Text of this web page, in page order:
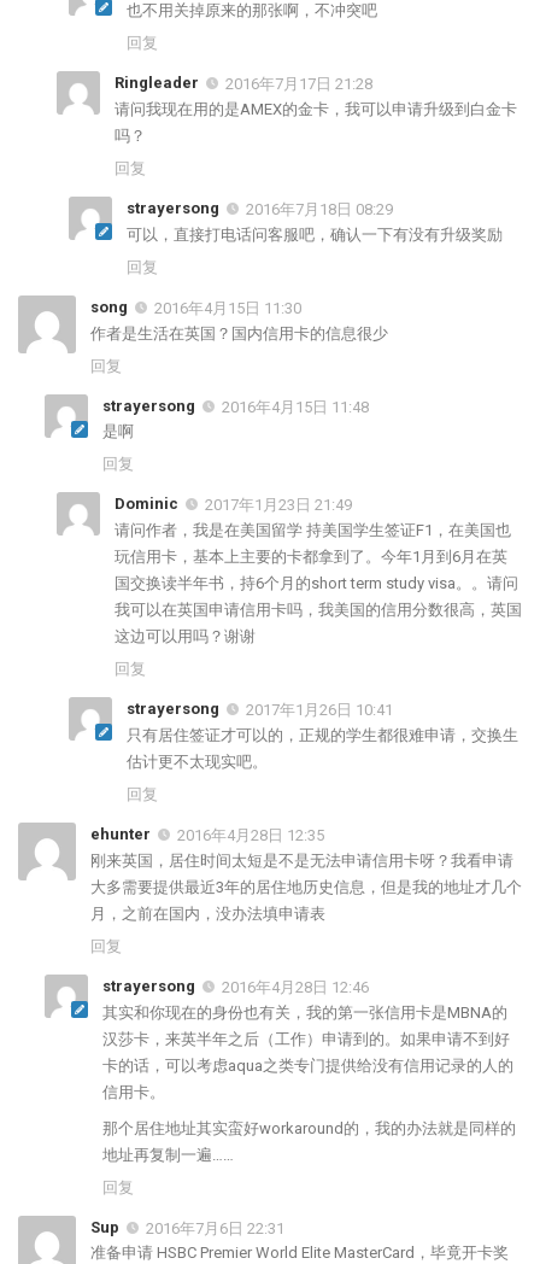
也不用关掉原来的那张啊，不冲突吧
回复
Ringleader
2016年7月17日 21:28
请问我现在用的是AMEX的金卡，我可以申请升级到白金卡
吗？
回复
strayersong
2016年7月18日 08:29
可以，直接打电话问客服吧，确认一下有没有升级奖励
回复
song
2016年4月15日 11:30
作者是生活在英国？国内信用卡的信息很少
回复
strayersong
2016年4月15日 11:48
是啊
回复
Dominic
2017年1月23日 21:49
请问作者，我是在美国留学 持美国学生签证F1，在美国也
玩信用卡，基本上主要的卡都拿到了。今年1月到6月在英
国交换读半年书，持6个月的short term study visa。。请问
我可以在英国申请信用卡吗，我美国的信用分数很高，英国
这边可以用吗？谢谢
回复
strayersong
2017年1月26日 10:41
只有居住签证才可以的，正规的学生都很难申请，交换生
估计更不太现实吧。
回复
ehunter
2016年4月28日 12:35
刚来英国，居住时间太短是不是无法申请信用卡呀？我看申请
大多需要提供最近3年的居住地历史信息，但是我的地址才几个
月，之前在国内，没办法填申请表
回复
strayersong
2016年4月28日 12:46
其实和你现在的身份也有关，我的第一张信用卡是MBNA的
汉莎卡，来英半年之后（工作）申请到的。如果申请不到好
卡的话，可以考虑aqua之类专门提供给没有信用记录的人的
信用卡。
那个居住地址其实蛮好workaround的，我的办法就是同样的
地址再复制一遍……
回复
Sup
2016年7月6日 22:31
准备申请 HSBC Premier World Elite MasterCard，毕竟开卡奖